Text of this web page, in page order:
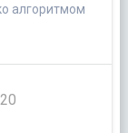
алгоритмом